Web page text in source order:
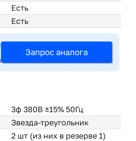
Есть
Есть
Запрос аналога
3ф 380В ±15% 50Гц
Звезда-треугольник
2 шт (из них в резерве 1)